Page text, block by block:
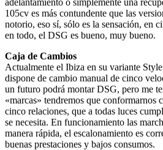
105cv es más contundente que las
notorio, eso sí, sólo es la sensación, en
en todo, el DSG es bueno, muy bueno.
Caja de Cambios
Actualmente el Ibiza en su variante
dispone de cambio manual de cinco
un futuro podrá montar DSG, pero me
«marcas» tendremos que conformarnos
cinco relaciones, que a todas luces
se necesita. En funcionamiento las
manera rápida, el escalonamiento es
buenas prestaciones y bajos consumos.